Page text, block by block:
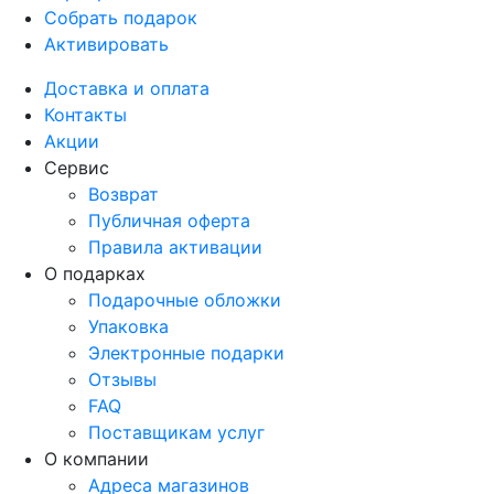
Собрать подарок
Активировать
Доставка и оплата
Контакты
Акции
Сервис
Возврат
Публичная оферта
Правила активации
О подарках
Подарочные обложки
Упаковка
Электронные подарки
Отзывы
FAQ
Поставщикам услуг
О компании
Адреса магазинов